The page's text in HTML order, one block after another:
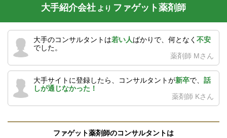
大手紹介会社 より ファゲット薬剤師
大手のコンサルタントは若い人ばかりで、何となく 不安
でした。
薬剤師 Mさん
大手サイトに登録したら、コンサルタントが新卒で、 話
しが通じなかった！
薬剤師 Kさん
ファゲット薬剤師のコンサルタントは